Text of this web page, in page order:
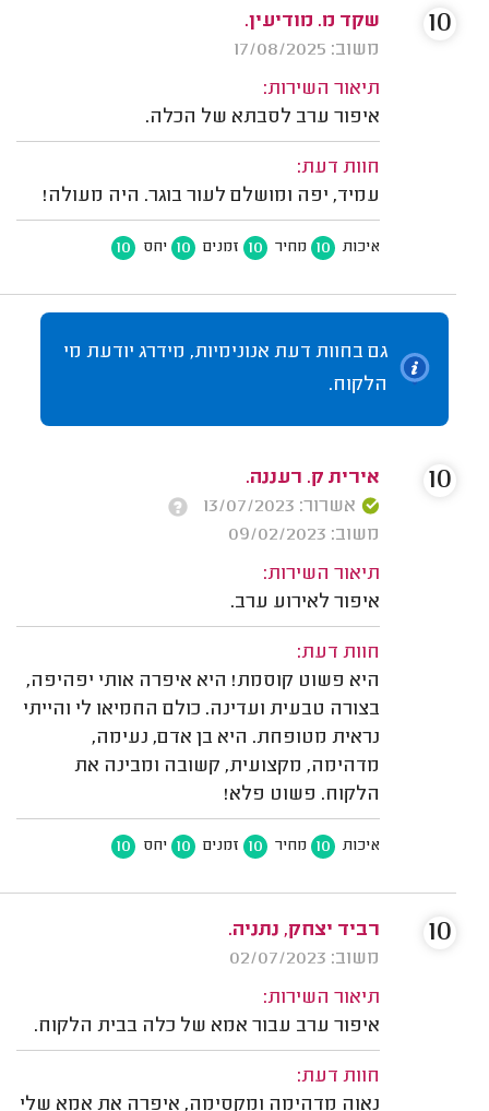
שקד מ. מודיעין.
משוב: 17/08/2025
תיאור השירות:
איפור ערב לסבתא של הכלה.
חוות דעת:
עמיד, יפה ומושלם לעור בוגר. היה מעולה!
איכות 10 מחיר 10 זמנים 10 יחס 10
10
גם בחוות דעת אנונימיות, מידרג יודעת מי
הלקוח.
אירית ק. רעננה.
אשרור: 13/07/2023
משוב: 09/02/2023
תיאור השירות:
איפור לאירוע ערב.
חוות דעת:
היא פשוט קוסמת! היא איפרה אותי יפהיפה,
בצורה טבעית ועדינה. כולם החמיאו לי והייתי
נראית מטופחת. היא בן אדם, נעימה,
מדהימה, מקצועית, קשובה ומבינה את
הלקוח. פשוט פלא!
איכות 10 מחיר 10 זמנים 10 יחס 10
10
רביד יצחק, נתניה.
משוב: 02/07/2023
תיאור השירות:
איפור ערב עבור אמא של כלה בבית הלקוח.
חוות דעת:
נאוה מדהימה ומקסימה, איפרה את אמא שלי
10